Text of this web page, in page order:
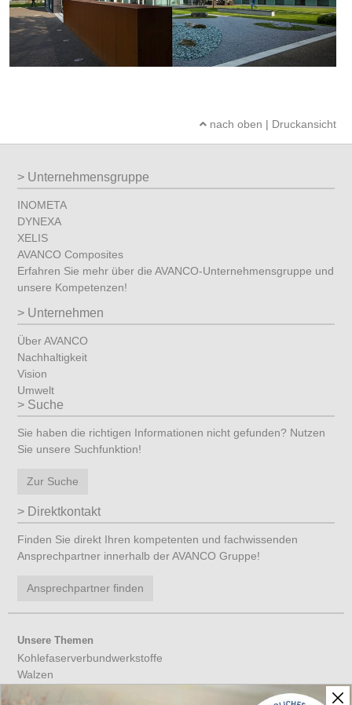
nach oben | Druckansicht
Unternehmensgruppe
INOMETA
DYNEXA
XELIS
AVANCO Composites
Erfahren Sie mehr über die AVANCO-Unternehmensgruppe und
unsere Kompetenzen!
Unternehmen
Über AVANCO
Nachhaltigkeit
Vision
Umwelt
Suche
Sie haben die richtigen Informationen nicht gefunden? Nutzen
Sie unsere Suchfunktion!
Zur Suche
Direktkontakt
Finden Sie direkt Ihren kompetenten und fachwissenden
Ansprechpartner innerhalb der AVANCO Gruppe!
Ansprechpartner finden
Unsere Themen
Kohlefaserverbundwerkstoffe
Walzen
Werkzeuge aus CFK